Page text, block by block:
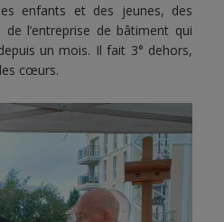
enfants et des jeunes, des
l’entreprise de bâtiment qui
un mois. Il fait 3° dehors,
cœurs.